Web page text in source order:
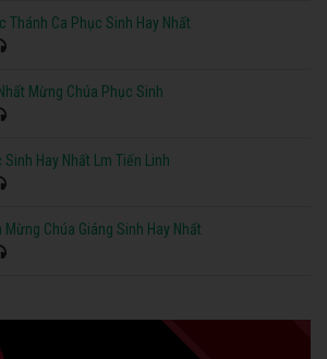
Thánh Ca Phục Sinh Hay Nhất
Mừng Chúa Phục Sinh
Hay Nhất Lm Tiến Linh
Mừng Chúa Giáng Sinh Hay Nhất